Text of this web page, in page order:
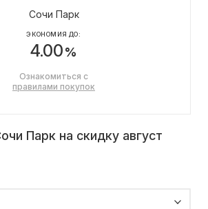
Сочи Парк
ЭКОНОМИЯ ДО:
4.00%
Ознакомиться с
правилами покупок
Парк на скидку август